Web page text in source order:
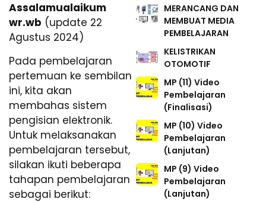
Assalamualaikum
wr.wb (update 22
Agustus 2024)
Pada pembelajaran
pertemuan ke sembilan
ini, kita akan
membahas sistem
pengisian elektronik.
Untuk melaksanakan
pembelajaran tersebut,
silakan ikuti beberapa
tahapan pembelajaran
sebagai berikut:
MERANCANG DAN
MEMBUAT MEDIA
PEMBELAJARAN
KELISTRIKAN
OTOMOTIF
MP (11) Video
Pembelajaran
(Finalisasi)
MP (10) Video
Pembelajaran
(Lanjutan)
MP (9) Video
Pembelajaran
(Lanjutan)